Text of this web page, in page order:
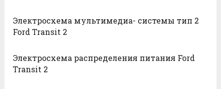
Электросхема мультимедиа- системы тип 2
Ford Transit 2
Электросхема распределения питания Ford
Transit 2